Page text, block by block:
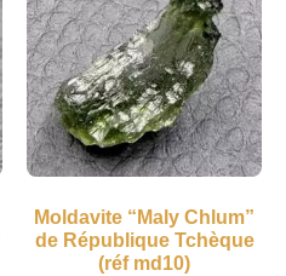
Moldavite “Maly Chlum”
de République Tchèque
(réf md10)